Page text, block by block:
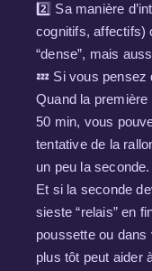
2️⃣ Sa manière
cognitifs, affectifs)
“dense”, mais
💤 Si vous pensez
Quand la première
50 min, vous
tentative de la
un peu la seconde.
Et si la seconde
sieste “relais” en
poussette ou
plus tôt peut aider